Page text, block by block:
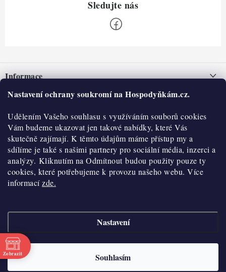
Nastavení ochrany soukromí na Hospodyňkám.cz.
Udělením Vašeho souhlasu s využíváním souborů cookies
Vám budeme ukazovat jen takové nabídky, které Vás
skutečně zajímají. K těmto údajům máme přístup my a
sdílíme je také s našimi partnery pro sociální média, inzerci a
analýzy. Kliknutím na Odmítnout budou použity pouze ty
cookies, které potřebujeme k provozu našeho webu. Více
informacízde.
Nastavení
Souhlasím
pInformace
Nepřevzetí zásilky na dobírku
Obchodní podmínky
Hodnocení obchodu
Blog
Moje objednávka
O nás
Historie
Kontakty
O nákupu
Reklamace a vratky
Výdejní místa
Velkoobchod
Vytvořil Shoptet
Copyright 2026
cookies
Zobrazit